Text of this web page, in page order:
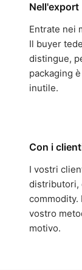
Nell'export
Entrate nei
Il buyer
distingue,
packaging
inutile.
Con i
I vostri
distributori,
commodity.
vostro
motivo.